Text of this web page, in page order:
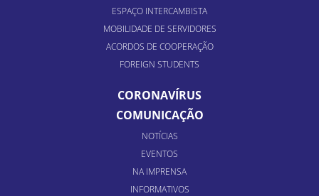
ESPAÇO INTERCAMBISTA
MOBILIDADE DE SERVIDORES
ACORDOS DE COOPERAÇÃO
FOREIGN STUDENTS
CORONAVÍRUS
COMUNICAÇÃO
NOTÍCIAS
EVENTOS
NA IMPRENSA
INFORMATIVOS